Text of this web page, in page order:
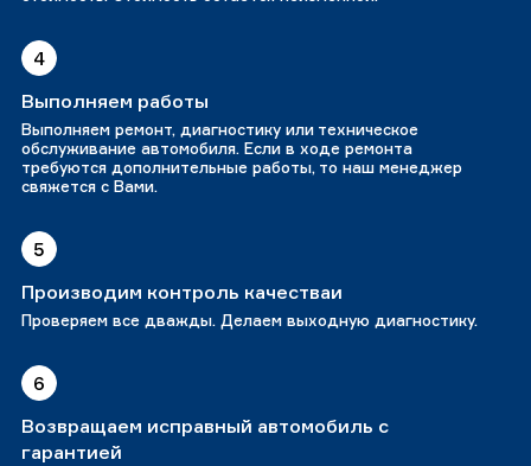
4
Выполняем работы
Выполняем ремонт, диагностику или техническое
обслуживание автомобиля. Если в ходе ремонта
требуются дополнительные работы, то наш менеджер
свяжется с Вами.
5
Производим контроль качестваи
Проверяем все дважды. Делаем выходную диагностику.
6
Возвращаем исправный автомобиль с
гарантией